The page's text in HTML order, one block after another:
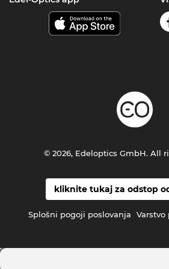
kliknite tukaj za odstop
Splošni pogoji poslovanja Varstvo
© 2026, Edeloptics GmbH. All